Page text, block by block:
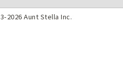
2026 Aunt Stella Inc.